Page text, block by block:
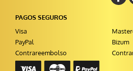
PAGOS SEGUROS
Visa
PayPal
Bizum
Contrareembolso